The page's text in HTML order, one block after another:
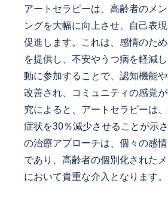
アートセラピーは、高齢者のメ
ングを大幅に向上させ、自己表
促進します。これは、感情のた
を提供し、不安やうつ病を軽減
動に参加することで、認知機能
改善され、コミュニティの感覚
究によると、アートセラピーは
症状を30％減少させることが示
の治療アプローチは、個々の感
であり、高齢者の個別化された
において貴重な介入となります。